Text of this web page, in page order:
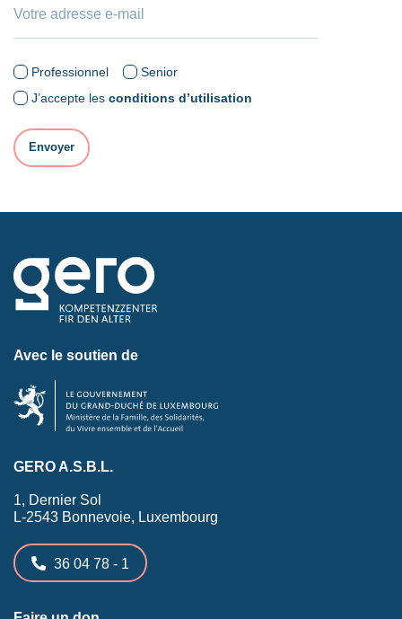
Professionnel
Senior
J’accepte les conditions d’utilisation
Avec le soutien de
GERO A.S.B.L.
1, Dernier Sol
L-2543 Bonnevoie, Luxembourg
36 04 78 - 1